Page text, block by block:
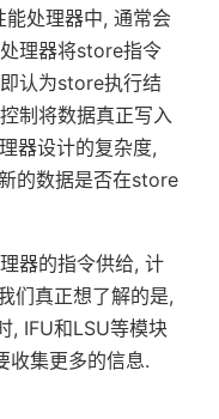
处理器中, 通常会
理器将store指令
认为store执行结
制将数据真正写入
器设计的复杂度,
的数据是否在store
器的指令供给, 计
们真正想了解的是,
, IFU和LSU等模块
收集更多的信息.